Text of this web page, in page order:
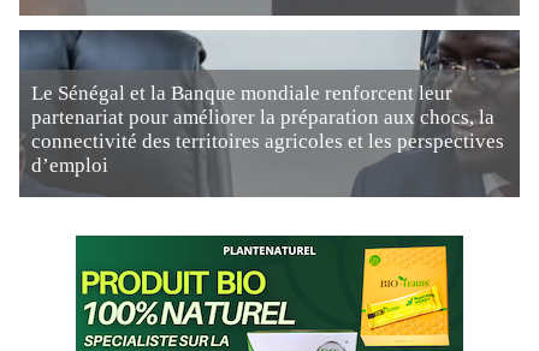
Le Sénégal et la Banque mondiale renforcent leur
partenariat pour améliorer la préparation aux chocs, la
connectivité des territoires agricoles et les perspectives
d’emploi